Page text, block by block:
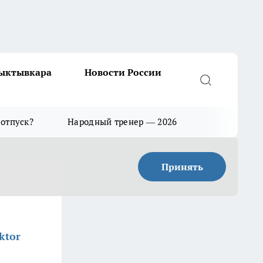
Новости России
Народный тренер — 2026
Принять